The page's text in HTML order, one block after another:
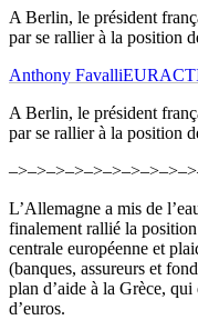
A Berlin, le président
par se rallier à la position
Anthony Favalli
A Berlin, le président
par se rallier à la position
–>–>–>–>–>–>–>–>–>
L’Allemagne a mis de
finalement rallié la
centrale européenne et
(banques, assureurs et
plan d’aide à la Grèce,
d’euros.